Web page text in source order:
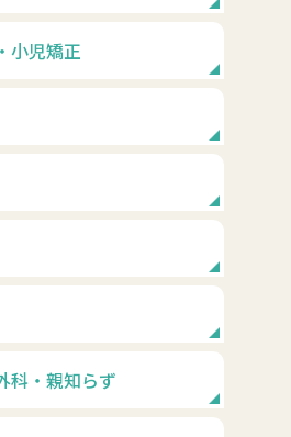
小児矯正
科・親知らず